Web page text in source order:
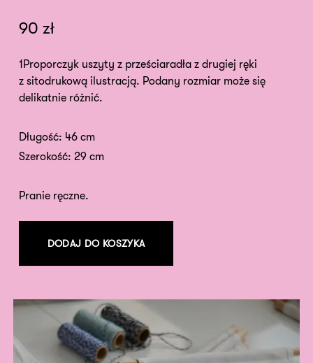
90 zł
1Proporczyk uszyty z prześciaradła z drugiej ręki
z sitodrukową ilustracją. Podany rozmiar może się
delikatnie różnić.
Długość: 46 cm
Szerokość: 29 cm
Pranie ręczne.
DODAJ DO KOSZYKA